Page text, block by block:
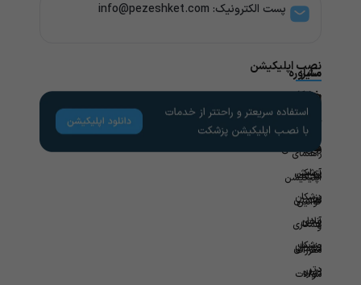
پست الکترونیک: info@pezeshket.com​
مشاوره
پزشکی
تخصص
های
پزشکی
پزشکان
آنلاین
پزشکان
برتر
سایر
خدمات
مشاوره
روانشناسی
آزمایش
در
محل
ویزیت
در
راهنمای
کاربران
راهنمای
اپلیکیشن
قوانین
و
مقررات
سوالات
لینک
های
مفید
مجله
سلامتی
همکاری
سازمانی
درباره
نصب اپلیکیشن